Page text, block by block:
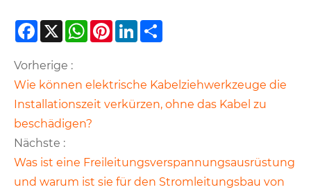
Facebook
X WhatsApp
PinterestLinkedIn
Vorherige :
Wie können elektrische Kabelziehwerkzeuge die
Installationszeit verkürzen, ohne das Kabel zu
beschädigen?
Nächste :
Was ist eine Freileitungsverspannungsausrüstung
und warum ist sie für den Stromleitungsbau von